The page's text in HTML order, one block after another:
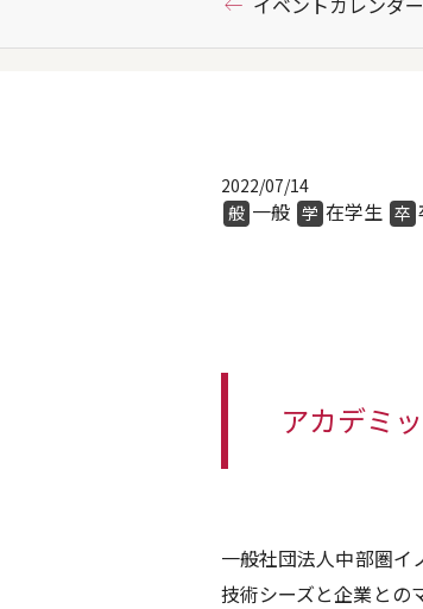
2022/07/14
般 一般 学 在学生 卒
アカデミ
一般社団法人中部圏イ
技術シーズと企業との